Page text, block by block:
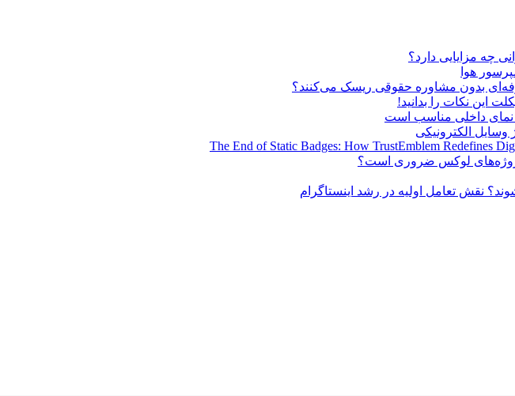
چه مزایایی دارد؟
هوا
بدون مشاوره حقوقی ریسک می‌کنند؟
این نکات را بدانید!
داخلی مناسب است
الکترونیکی
The End of Static Badges: How TrustEmblem Redefines
لوکس ضروری است؟
نقش تعامل اولیه در رشد اینستاگرام